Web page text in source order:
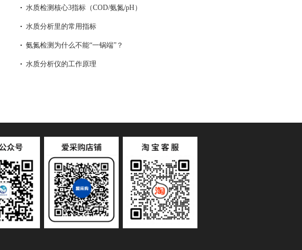
水质检测核心3指标（COD/氨氮/pH）
水质分析里的常用指标
氨氮检测为什么不能“一锅端”？
水质分析仪的工作原理